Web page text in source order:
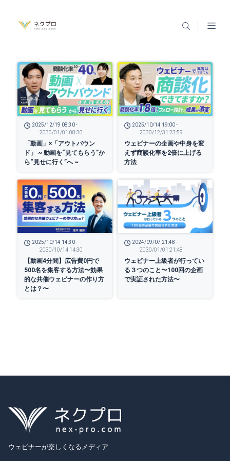
2025/12/19 08:30 -
2030/01/01 08:30
「動画」×「アウトバウン
ド」 ~ 動画を“見てもらう”か
ら“見せに行く”へ ~
2025/10/14 19:00 -
2030/12/31 23:59
ウェビナーの企画や中身を変
えず商談化率を2倍に上げる
方法
2025/10/14 14:30 -
2030/10/14 14:30
【動画4分間】広告費0円で
500名を集客する方法〜効果
的な共催ウェビナーの作り方
とは？〜
2024/09/07 21:48 -
2030/01/01 21:48
ウェビナー上級者が行ってい
る３つのこと〜100回の企画
で実証された方法〜
ウェビナーが楽しくなるメディア